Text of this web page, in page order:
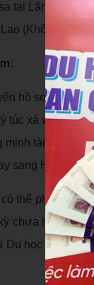
tại Lãnh sự
(Không bao
hồ sơ bên
túc xá và các
minh tài chính,
sang Hàn Quốc
thể phải nộp
chưa học).Du
Du học Quốc tế